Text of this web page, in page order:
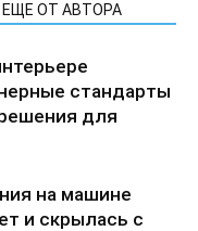
ЕЩЕ ОТ АВТОРА
стандарты
для
на машине
и скрылась с